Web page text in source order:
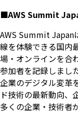
■AWS Summit
AWS Summit Japan
線を体験できる国内
場・オンラインを合
参加者を記録しまし
企業のデジタル変革
ド技術の最新動向、
多くの企業・技術者